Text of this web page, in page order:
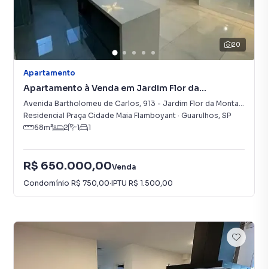
20
Apartamento
Apartamento à Venda em Jardim Flor da
Montanha
Avenida Bartholomeu de Carlos, 913 - Jardim Flor da Montanha
Residencial Praça Cidade Maia Flamboyant · Guarulhos, SP
68m² 2 1 1
R$ 650.000,00Venda
Condomínio R$ 750,00·IPTU R$ 1.500,00